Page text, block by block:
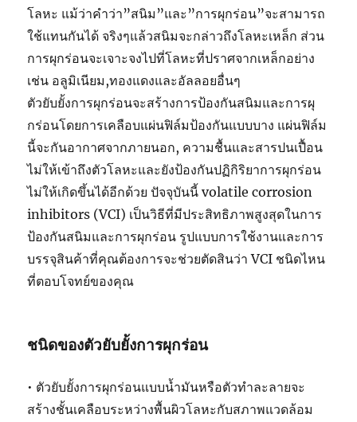
โลหะ แม้ว่าคำว่า”สนิม”และ”การผุกร่อน”จะสามารถ
ใช้แทนกันได้ จริงๆแล้วสนิมจะกล่าวถึงโลหะเหล็ก ส่วน
การผุกร่อนจะเจาะจงไปที่โลหะที่ปราศจากเหล็กอย่าง
เช่น อลูมิเนียม,ทองแดงและอัลลอยอื่นๆ
ตัวยับยั้งการผุกร่อนจะสร้างการป้องกันสนิมและการผุ
กร่อนโดยการเคลือบแผ่นฟิล์มป้องกันแบบบาง แผ่นฟิล์ม
นี้จะกันอากาศจากภายนอก, ความชื้นและสารปนเปื้อน
ไม่ให้เข้าถึงตัวโลหะและยังป้องกันปฏิกิริยาการผุกร่อน
ไม่ให้เกิดขึ้นได้อีกด้วย ปัจจุบันนี้ volatile corrosion
inhibitors (VCI) เป็นวิธีที่มีประสิทธิภาพสูงสุดในการ
ป้องกันสนิมและการผุกร่อน รูปแบบการใช้งานและการ
บรรจุสินค้าที่คุณต้องการจะช่วยตัดสินว่า VCI ชนิดไหน
ที่ตอบโจทย์ของคุณ
ชนิดของตัวยับยั้งการผุกร่อน
• ตัวยับยั้งการผุกร่อนแบบน้ำมันหรือตัวทำละลายจะ
สร้างชั้นเคลือบระหว่างพื้นผิวโลหะกับสภาพแวดล้อม